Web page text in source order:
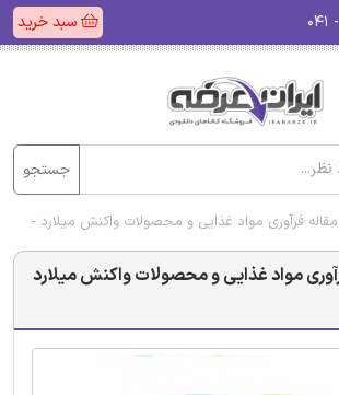
سبد خرید
جستجو
فرآوری مواد غذایی و محصولات واکنش میلارد -
مواد غذایی و محصولات واکنش میلارد